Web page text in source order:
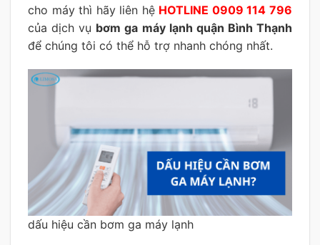
cho máy thì hãy liên hệ HOTLINE 0909 114 796
của dịch vụ bơm ga máy lạnh quận Bình Thạnh
để chúng tôi có thể hỗ trợ nhanh chóng nhất.
dấu hiệu cần bơm ga máy lạnh